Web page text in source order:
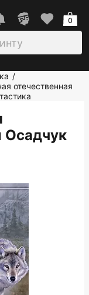
0
/
отечественная
Осадчук